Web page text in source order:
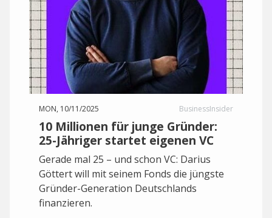
MON, 10/11/2025 BusinessInsider
10 Millionen für junge Gründer:
25-Jähriger startet eigenen VC
Gerade mal 25 – und schon VC: Darius
Göttert will mit seinem Fonds die jüngste
Gründer-Generation Deutschlands
finanzieren.